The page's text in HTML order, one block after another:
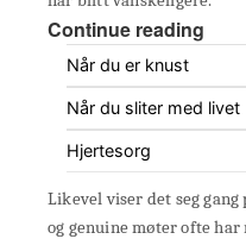
Continue reading
Når du er knust
Når du sliter med livet
Hjertesorg
Likevel viser det seg
og genuine møter ofte